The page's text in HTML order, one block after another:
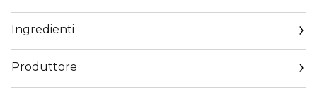
insomma labbra effetto WOW!
Ingredienti
Produttore